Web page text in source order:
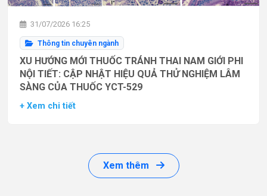
31/07/2026 16:25
Thông tin chuyên ngành
XU HƯỚNG MỚI THUỐC TRÁNH THAI NAM GIỚI PHI
NỘI TIẾT: CẬP NHẬT HIỆU QUẢ THỬ NGHIỆM LÂM
SÀNG CỦA THUỐC YCT-529
+ Xem chi tiết
Xem thêm